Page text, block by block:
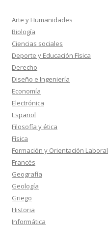
Arte y Humanidades
Biología
Ciencias sociales
Deporte y Educación Física
Derecho
Diseño e Ingeniería
Economía
Electrónica
Español
Filosofía y ética
Física
Formación y Orientación Laboral
Francés
Geografía
Geología
Griego
Historia
Informática